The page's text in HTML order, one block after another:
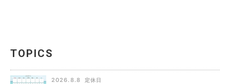
TOPICS
2026.8.8 定休日